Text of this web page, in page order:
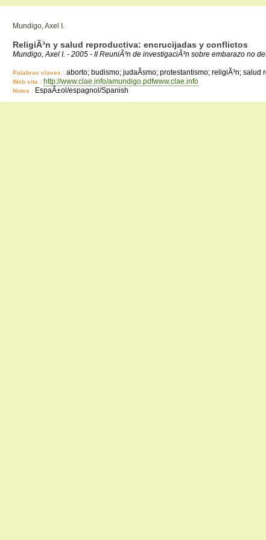
Mundigo, Axel I.
ReligiÃ³n y salud reproductiva: encrucijadas y conflictos
Mundigo, Axel I. - 2005 - II ReuniÃ³n de investigaciÃ³n sobre embarazo no
Palabras claves : aborto; budismo; judaÃ­smo; protestantismo; religiÃ³n; salud
Web site : http://www.clae.info/amundigo.pdfwww.clae.info
Notes : EspaÃ±ol/espagnol/Spanish